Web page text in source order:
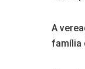
A
família